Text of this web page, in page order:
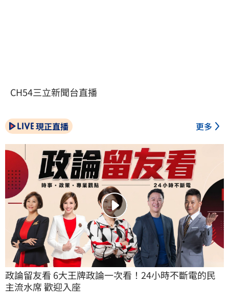
CH54三立新聞台直播
現正直播 更多
政論留友看 6大王牌政論一次看！24小時不斷電的民
主流水席 歡迎入座